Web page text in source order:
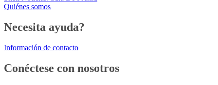
Quiénes somos
Necesita ayuda?
Información de contacto
Conéctese con nosotros